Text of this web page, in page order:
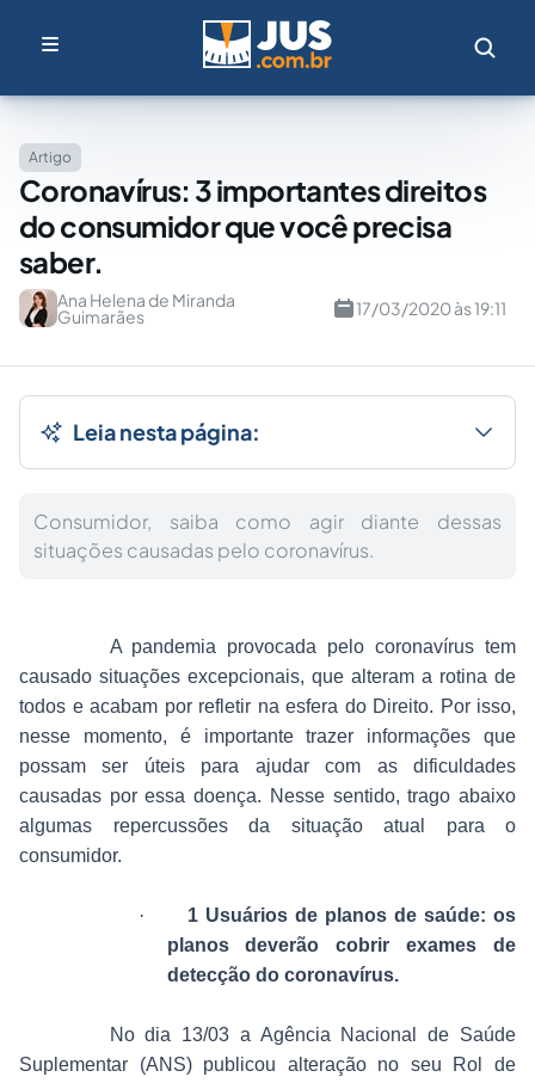
Artigo
Coronavírus: 3 importantes direitos
do consumidor que você precisa
saber.
Ana Helena de Miranda
Guimarães 17/03/2020 às 19:11
Leia nesta página:
Consumidor, saiba como agir diante dessas
situações causadas pelo coronavírus.
A pandemia provocada pelo coronavírus tem
causado situações excepcionais, que alteram a rotina de
todos e acabam por refletir na esfera do Direito. Por isso,
nesse momento, é importante trazer informações que
possam ser úteis para ajudar com as dificuldades
causadas por essa doença. Nesse sentido, trago abaixo
algumas repercussões da situação atual para o
consumidor.
·
1 Usuários de planos de saúde: os
planos deverão cobrir exames de
detecção do coronavírus.
No dia 13/03 a Agência Nacional de Saúde
Suplementar (ANS) publicou alteração no seu Rol de